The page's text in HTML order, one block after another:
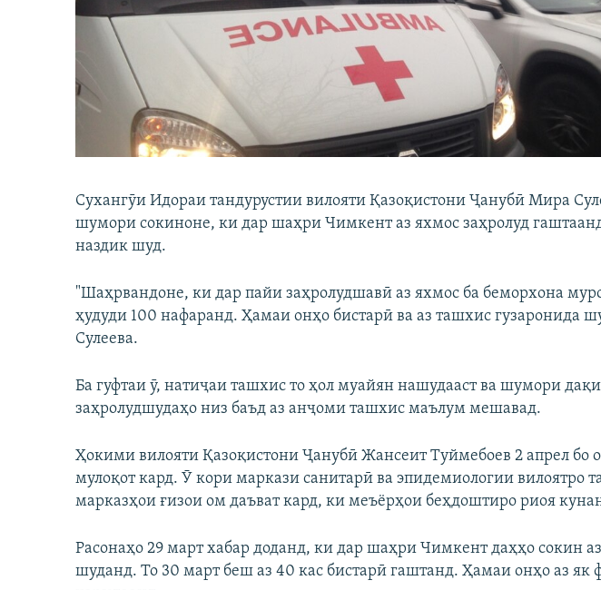
Сухангӯи Идораи тандурустии вилояти Қазоқистони Ҷанубӣ Мира
шумори сокиноне, ки дар шаҳри Чимкент аз яхмос заҳролуд
наздик шуд.
"Шаҳрвандоне, ки дар пайи заҳролудшавӣ аз яхмос ба беморхона
ҳудуди 100 нафаранд. Ҳамаи онҳо бистарӣ ва аз ташхис гузаронида
Сулеева.
Ба гуфтаи ӯ, натиҷаи ташхис то ҳол муайян нашудааст ва шумори
заҳролудшудаҳо низ баъд аз анҷоми ташхис маълум мешавад.
Ҳокими вилояти Қазоқистони Ҷанубӣ Жансеит Туймебоев 2 апрел бо
мулоқот кард. Ӯ кори маркази санитарӣ ва эпидемиологии вилоятро
марказҳои ғизои ом даъват кард, ки меъёрҳои беҳдоштиро риоя
Расонаҳо 29 март хабар доданд, ки дар шаҳри Чимкент даҳҳо сокин
шуданд. То 30 март беш аз 40 кас бистарӣ гаштанд. Ҳамаи онҳо аз як